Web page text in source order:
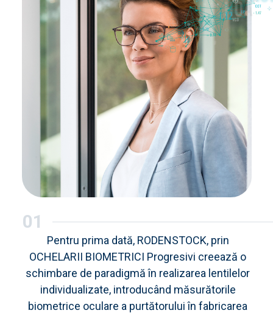
Pentru prima dată, RODENSTOCK, prin
OCHELARII BIOMETRICI Progresivi creează o
schimbare de paradigmă în realizarea lentilelor
individualizate, introducând măsurătorile
biometrice oculare a purtătorului în fabricarea
01